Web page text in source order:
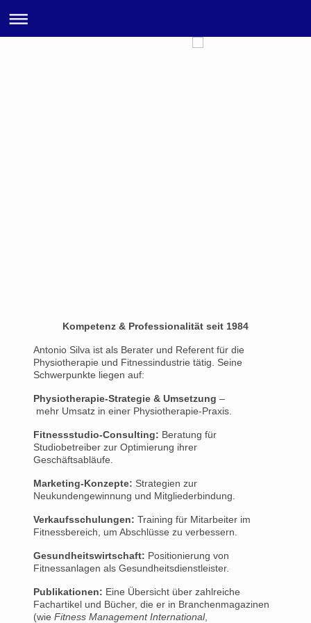
Kompetenz & Professionalität seit 1984
Antonio Silva ist als Berater und Referent für die
Physiotherapie und Fitnessindustrie tätig. Seine
Schwerpunkte liegen auf:
Physiotherapie-Strategie & Umsetzung –
mehr Umsatz in einer Physiotherapie-Praxis.
Fitnessstudio-Consulting: Beratung für
Studiobetreiber zur Optimierung ihrer
Geschäftsabläufe.
Marketing-Konzepte: Strategien zur
Neukundengewinnung und Mitgliederbindung.
Verkaufsschulungen: Training für Mitarbeiter im
Fitnessbereich, um Abschlüsse zu verbessern.
Gesundheitswirtschaft: Positionierung von
Fitnessanlagen als Gesundheitsdienstleister.
Publikationen: Eine Übersicht über zahlreiche
Fachartikel und Bücher, die er in Branchenmagazinen
(wie Fitness Management International,